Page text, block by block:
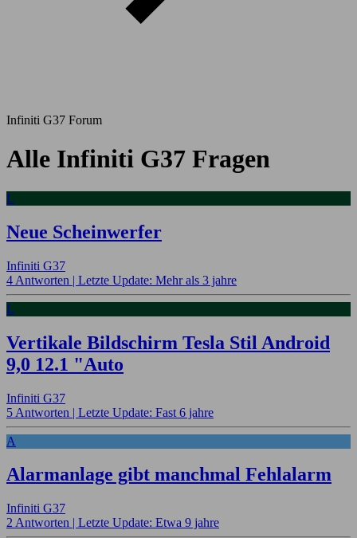
Infiniti G37 Forum
Alle Infiniti G37 Fragen
L
Neue Scheinwerfer
Infiniti G37
4 Antworten | Letzte Update: Mehr als 3 jahre
L
Vertikale Bildschirm Tesla Stil Android
9,0 12.1 "Auto
Infiniti G37
5 Antworten | Letzte Update: Fast 6 jahre
A
Alarmanlage gibt manchmal Fehlalarm
Infiniti G37
2 Antworten | Letzte Update: Etwa 9 jahre